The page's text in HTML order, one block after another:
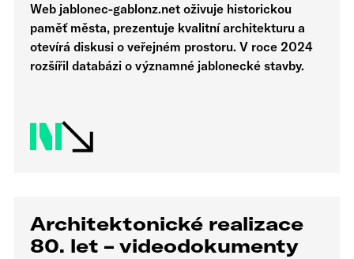
Web jablonec-gablonz.net oživuje historickou
paměť města, prezentuje kvalitní architekturu a
otevírá diskusi o veřejném prostoru. V roce 2024
rozšířil databázi o významné jablonecké stavby.
Architektonické realizace
80. let – videodokumenty